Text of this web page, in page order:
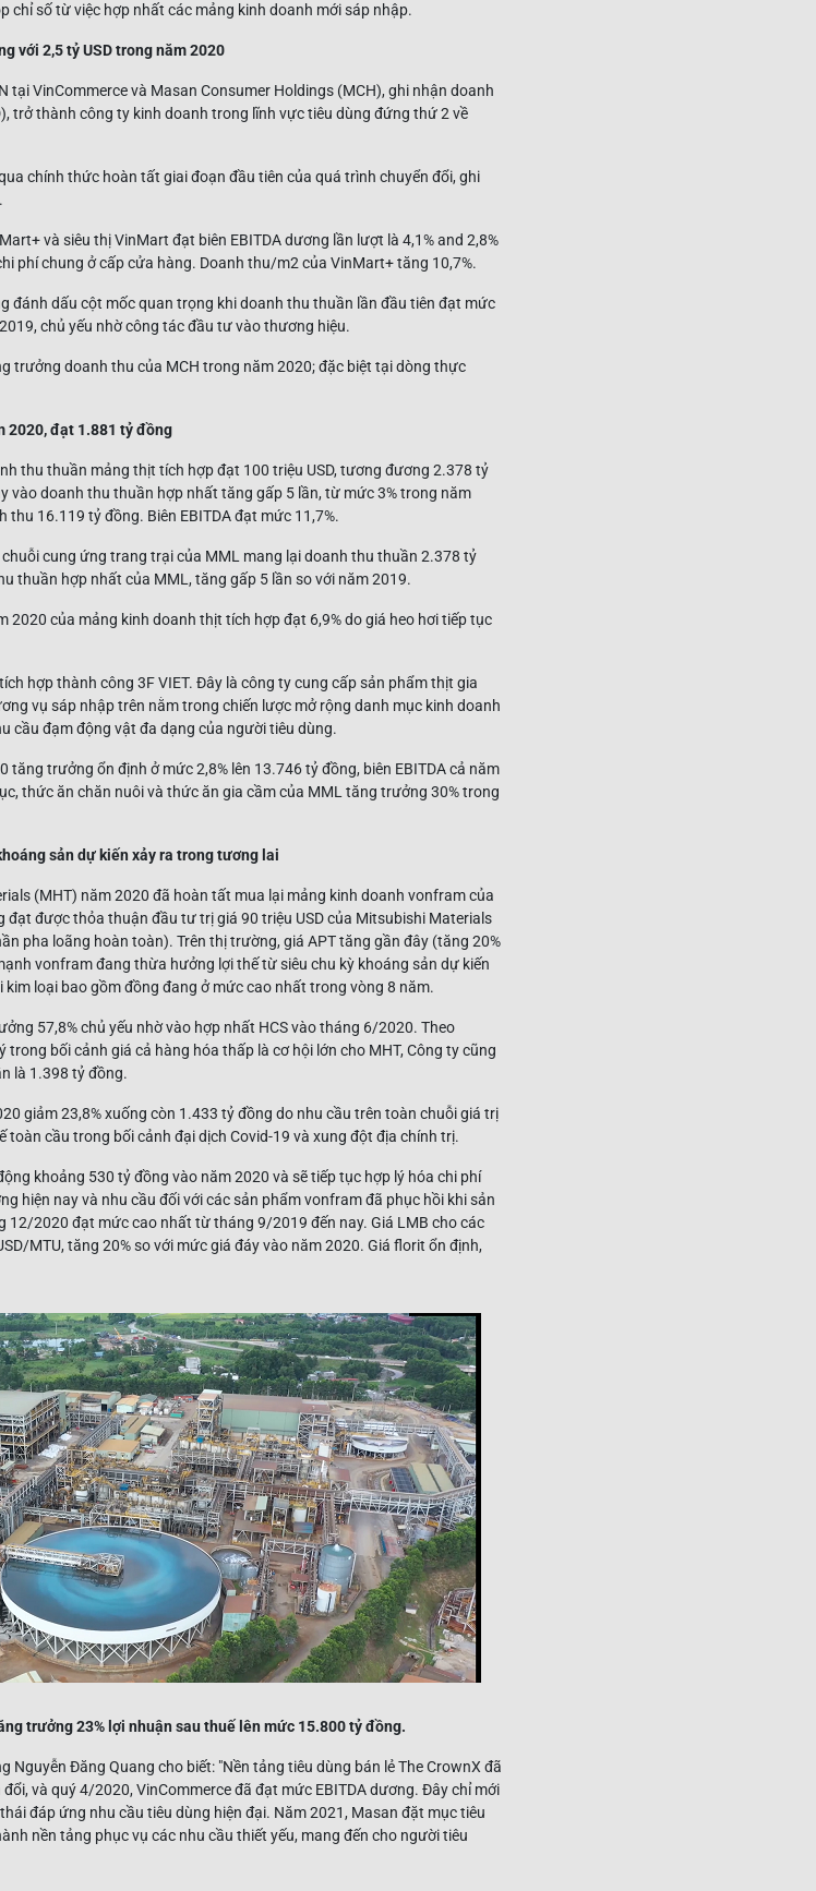
chỉ số từ việc hợp nhất các mảng kinh doanh mới sáp nhập.
với 2,5 tỷ USD trong năm 2020
tại VinCommerce và Masan Consumer Holdings (MCH), ghi nhận doanh
trở thành công ty kinh doanh trong lĩnh vực tiêu dùng đứng thứ 2 về
chính thức hoàn tất giai đoạn đầu tiên của quá trình chuyển đổi, ghi
và siêu thị VinMart đạt biên EBITDA dương lần lượt là 4,1% and 2,8%
phí chung ở cấp cửa hàng. Doanh thu/m2 của VinMart+ tăng 10,7%.
đánh dấu cột mốc quan trọng khi doanh thu thuần lần đầu tiên đạt mức
chủ yếu nhờ công tác đầu tư vào thương hiệu.
trưởng doanh thu của MCH trong năm 2020; đặc biệt tại dòng thực
2020, đạt 1.881 tỷ đồng
thu thuần mảng thịt tích hợp đạt 100 triệu USD, tương đương 2.378 tỷ
vào doanh thu thuần hợp nhất tăng gấp 5 lần, từ mức 3% trong năm
16.119 tỷ đồng. Biên EBITDA đạt mức 11,7%.
cung ứng trang trại của MML mang lại doanh thu thuần 2.378 tỷ
thuần hợp nhất của MML, tăng gấp 5 lần so với năm 2019.
2020 của mảng kinh doanh thịt tích hợp đạt 6,9% do giá heo hơi tiếp tục
hợp thành công 3F VIET. Đây là công ty cung cấp sản phẩm thịt gia
vụ sáp nhập trên nằm trong chiến lược mở rộng danh mục kinh doanh
cầu đạm động vật đa dạng của người tiêu dùng.
trưởng ổn định ở mức 2,8% lên 13.746 tỷ đồng, biên EBITDA cả năm
thức ăn chăn nuôi và thức ăn gia cầm của MML tăng trưởng 30% trong
sản dự kiến xảy ra trong tương lai
(MHT) năm 2020 đã hoàn tất mua lại mảng kinh doanh vonfram của
đạt được thỏa thuận đầu tư trị giá 90 triệu USD của Mitsubishi Materials
pha loãng hoàn toàn). Trên thị trường, giá APT tăng gần đây (tăng 20%
vonfram đang thừa hưởng lợi thế từ siêu chu kỳ khoáng sản dự kiến
loại bao gồm đồng đang ở mức cao nhất trong vòng 8 năm.
57,8% chủ yếu nhờ vào hợp nhất HCS vào tháng 6/2020. Theo
trong bối cảnh giá cả hàng hóa thấp là cơ hội lớn cho MHT, Công ty cũng
là 1.398 tỷ đồng.
giảm 23,8% xuống còn 1.433 tỷ đồng do nhu cầu trên toàn chuỗi giá trị
cầu trong bối cảnh đại dịch Covid-19 và xung đột địa chính trị.
khoảng 530 tỷ đồng vào năm 2020 và sẽ tiếp tục hợp lý hóa chi phí
hiện nay và nhu cầu đối với các sản phẩm vonfram đã phục hồi khi sản
12/2020 đạt mức cao nhất từ tháng 9/2019 đến nay. Giá LMB cho các
MTU, tăng 20% ​​so với mức giá đáy vào năm 2020. Giá florit ổn định,
trưởng 23% lợi nhuận sau thuế lên mức 15.800 tỷ đồng.
Nguyễn Đăng Quang cho biết: "Nền tảng tiêu dùng bán lẻ The CrownX đã
và quý 4/2020, VinCommerce đã đạt mức EBITDA dương. Đây chỉ mới
đáp ứng nhu cầu tiêu dùng hiện đại. Năm 2021, Masan đặt mục tiêu
nền tảng phục vụ các nhu cầu thiết yếu, mang đến cho người tiêu